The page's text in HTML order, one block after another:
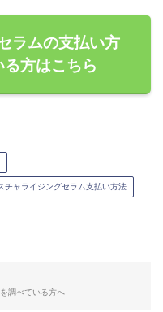
ラムの支払い方
方はこちら
チャライジングセラム支払い方法
調べている方へ